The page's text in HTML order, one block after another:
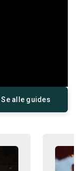
Se alle guides